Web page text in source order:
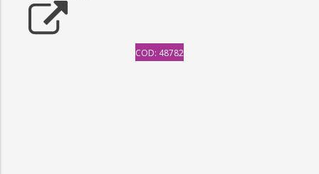
COD: 48782